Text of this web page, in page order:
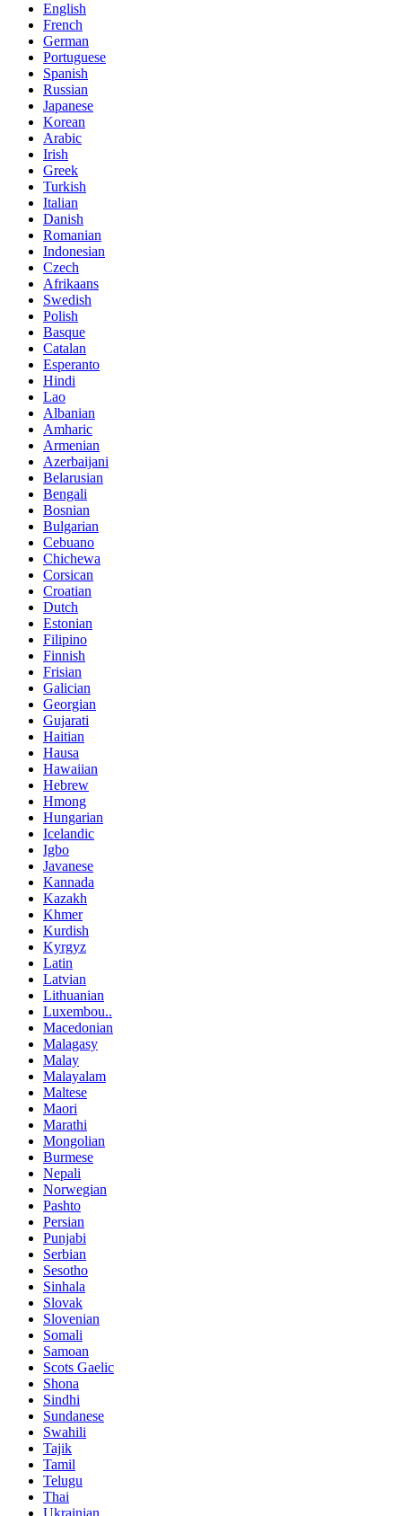
English
French
German
Portuguese
Spanish
Russian
Japanese
Korean
Arabic
Irish
Greek
Turkish
Italian
Danish
Romanian
Indonesian
Czech
Afrikaans
Swedish
Polish
Basque
Catalan
Esperanto
Hindi
Lao
Albanian
Amharic
Armenian
Azerbaijani
Belarusian
Bengali
Bosnian
Bulgarian
Cebuano
Chichewa
Corsican
Croatian
Dutch
Estonian
Filipino
Finnish
Frisian
Galician
Georgian
Gujarati
Haitian
Hausa
Hawaiian
Hebrew
Hmong
Hungarian
Icelandic
Igbo
Javanese
Kannada
Kazakh
Khmer
Kurdish
Kyrgyz
Latin
Latvian
Lithuanian
Luxembou..
Macedonian
Malagasy
Malay
Malayalam
Maltese
Maori
Marathi
Mongolian
Burmese
Nepali
Norwegian
Pashto
Persian
Punjabi
Serbian
Sesotho
Sinhala
Slovak
Slovenian
Somali
Samoan
Scots Gaelic
Shona
Sindhi
Sundanese
Swahili
Tajik
Tamil
Telugu
Thai
Ukrainian